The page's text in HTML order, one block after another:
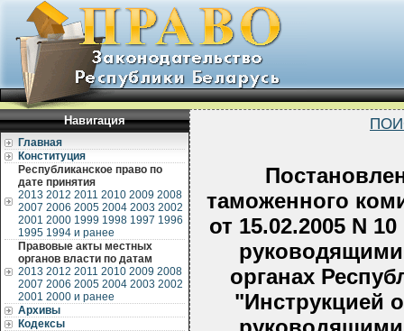
Навигация
Главная
Конституция
Республиканское право по
дате принятия
2013 2012 2011 2010 2009 2008
2007 2006 2005 2004 2003 2002
2001 2000 1999 1998 1997 1996
1995 1994 и ранее
Правовые акты местных
органов власти по датам
2013 2012 2011 2010 2009 2008
2007 2006 2005 2004 2003 2002
2001 2000 и ранее
Архивы
Кодексы
таможенного
от 15.02.2005 N
органах
"Инструкцией